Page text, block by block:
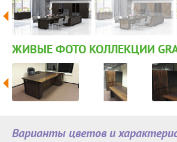
ЖИВЫЕ ФОТО КОЛЛЕКЦИИ
Варианты цветов и